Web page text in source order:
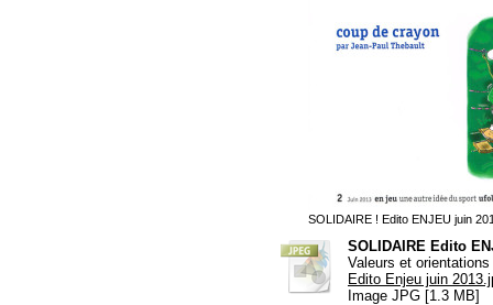
SOLIDAIRE ! Edito ENJEU juin
SOLIDAIRE Edito
Valeurs et
Edito Enjeu juin
Image JPG [1.3 MB]